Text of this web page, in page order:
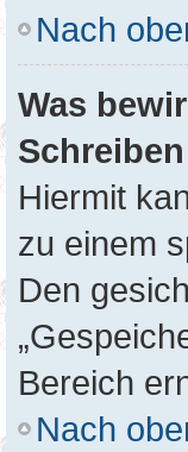
Nach
Was
Hiermit
zu einem
Den
Bereich
Nach